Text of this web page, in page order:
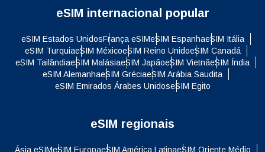
eSIM internacional popular
eSIM Estados UnidosFrança eSIMeSIM EspanhaeSIM Itália
eSIM TurquiaeSIM MéxicoeSIM Reino UnidoeSIM Canadá
eSIM TailândiaeSIM MalásiaeSIM JapãoeSIM VietnãeSIM Índia
eSIM AlemanhaeSIM GréciaeSIM Arábia Saudita
eSIM Emirados Árabes UnidoseSIM Egito
eSIM regionais
Ásia eSIMeSIM EuropaeSIM América LatinaeSIM Oriente Médio